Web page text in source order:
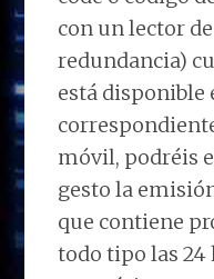
con un lector
redundancia)
está disponible
móvil, podréis
gesto la
que contiene
todo tipo las 24